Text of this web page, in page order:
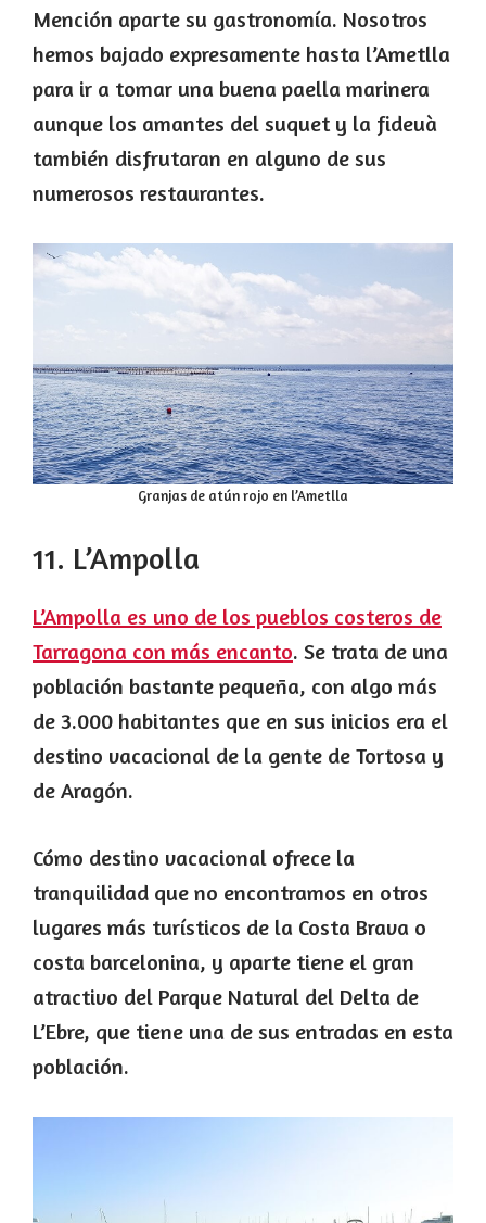
Mención aparte su gastronomía. Nosotros
hemos bajado expresamente hasta l’Ametlla
para ir a tomar una buena paella marinera
aunque los amantes del suquet y la fideuà
también disfrutaran en alguno de sus
numerosos restaurantes.
Granjas de atún rojo en l’Ametlla
11. L’Ampolla
L’Ampolla es uno de los pueblos costeros de
Tarragona con más encanto. Se trata de una
población bastante pequeña, con algo más
de 3.000 habitantes que en sus inicios era el
destino vacacional de la gente de Tortosa y
de Aragón.
Cómo destino vacacional ofrece la
tranquilidad que no encontramos en otros
lugares más turísticos de la Costa Brava o
costa barcelonina, y aparte tiene el gran
atractivo del Parque Natural del Delta de
L’Ebre, que tiene una de sus entradas en esta
población.